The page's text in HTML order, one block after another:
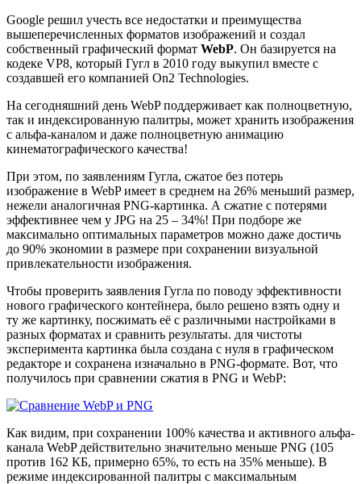
Google решил учесть все недостатки и преимущества
вышеперечисленных форматов изображений и создал
собственный графический формат WebP. Он базируется на
кодеке VP8, который Гугл в 2010 году выкупил вместе с
создавшей его компанией On2 Technologies.
На сегодняшний день WebP поддерживает как полноцветную,
так и индексированную палитры, может хранить изображения
с альфа-каналом и даже полноцветную анимацию
кинематографического качества!
При этом, по заявлениям Гугла, сжатое без потерь
изображение в WebP имеет в среднем на 26% меньший размер,
нежели аналогичная PNG-картинка. А сжатие с потерями
эффективнее чем у JPG на 25 – 34%! При подборе же
максимально оптимальных параметров можно даже достичь
до 90% экономии в размере при сохранении визуальной
привлекательности изображения.
Чтобы проверить заявления Гугла по поводу эффективности
нового графического контейнера, было решено взять одну и
ту же картинку, посжимать её с различными настройками в
разных форматах и сравнить результаты. для чистоты
эксперимента картинка была создана с нуля в графическом
редакторе и сохранена изначально в PNG-формате. Вот, что
получилось при сравнении сжатия в PNG и WebP:
Как видим, при сохранении 100% качества и активного альфа-
канала WebP действительно значительно меньше PNG (105
против 162 КБ, примерно 65%, то есть на 35% меньше). В
режиме индексированной палитры с максимальным